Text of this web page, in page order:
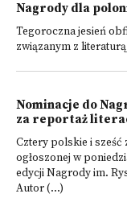
Nagrody dla
Tegoroczna jesień
związanym z
Nominacje do
za reportaż
Cztery polskie i sześć
ogłoszonej w
edycji Nagrody im.
Autor (...)